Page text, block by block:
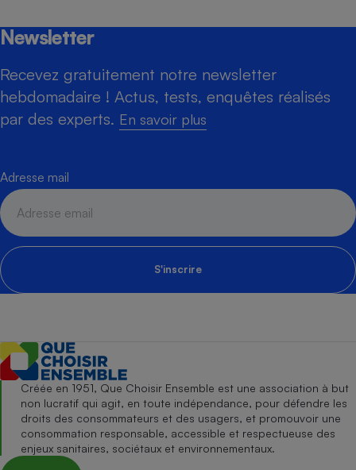
Newsletter
Recevez gratuitement notre newsletter
hebdomadaire ! Actus, tests, enquêtes réalisés
par des experts. En savoir plus
Adresse mail
S'inscrire
Créée en 1951, Que Choisir Ensemble est une association à but
non lucratif qui agit, en toute indépendance, pour défendre les
droits des consommateurs et des usagers, et promouvoir une
consommation responsable, accessible et respectueuse des
enjeux sanitaires, sociétaux et environnementaux.